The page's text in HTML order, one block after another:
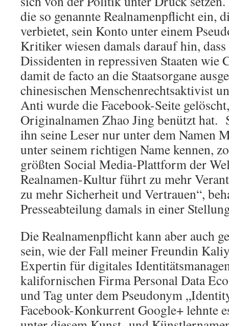
die so genannte Realnamenpflicht ein,
verbietet, sein Konto unter einem
Kritiker wiesen damals darauf hin,
Dissidenten in repressiven Staaten wie
damit de facto an die Staatsorgane
chinesischen Menschenrechtsaktivist
Anti wurde die Facebook-Seite
Originalnamen Zhao Jing benützt hat.
ihn seine Leser nur unter dem Namen
unter seinem richtigen Name kennen,
größten Social Media-Plattform der
Realnamen-Kultur führt zu mehr
zu mehr Sicherheit und Vertrauen“,
Presseabteilung damals in einer
Die Realnamenpflicht kann aber auch
sein, wie der Fall meiner Freundin
Expertin für digitales
kalifornischen Firma Personal Data
und Tag unter dem Pseudonym
Facebook-Konkurrent Google+ lehnte